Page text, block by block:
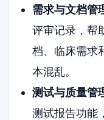
需求与文档管
评审记录，帮
档、临床需求
本混乱。
测试与质量管
测试报告功能